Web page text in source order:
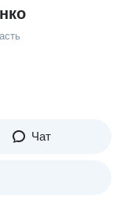
Чат